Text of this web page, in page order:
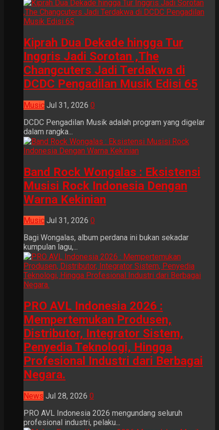
Kiprah Dua Dekade hingga Tur
Inggris Jadi Sorotan ,The
Changcuters Jadi Terdakwa di
DCDC Pengadilan Musik Edisi 65
Music Jul 31, 2026 0
DCDC Pengadilan Musik adalah program yang digelar
dalam rangka...
Band Rock Wongalas : Eksistensi
Musisi Rock Indonesia Dengan
Warna Kekinian
Music Jul 31, 2026 0
Bagi Wongalas, album perdana ini bukan sekadar
kumpulan lagu,...
PRO AVL Indonesia 2026 :
Mempertemukan Produsen,
Distributor, Integrator Sistem,
Penyedia Teknologi, Hingga
Profesional Industri dari Berbagai
Negara.
News Jul 28, 2026 0
PRO AVL Indonesia 2026 mengundang seluruh
profesional industri, pelaku...